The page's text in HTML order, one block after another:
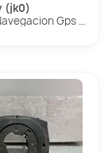
(jk0)
Gps Para Renault Espace Iv